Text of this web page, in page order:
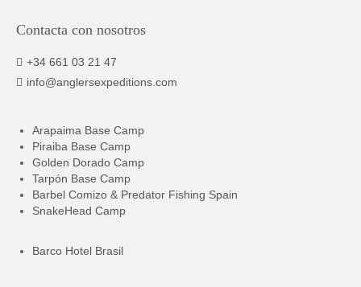
Contacta con nosotros
+34 661 03 21 47
info@anglersexpeditions.com
Arapaima Base Camp
Piraiba Base Camp
Golden Dorado Camp
Tarpón Base Camp
Barbel Comizo & Predator Fishing Spain
SnakeHead Camp
Barco Hotel Brasil